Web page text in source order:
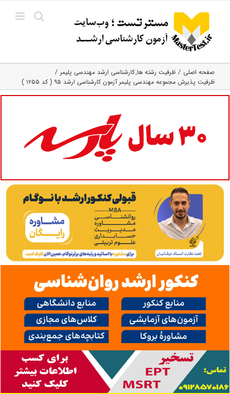
content
صفحه اصلی ظرفیت رشته ها کارشناسی ارشد مهندسی پلیمر
ظرفیت پذیرش مجموعه مهندسی پلیمر آزمون کارشناسی ارشد ۹۵ ( کد ۱۲۵۵ )